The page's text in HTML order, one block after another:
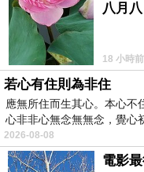
而且24小時都能買
門也不用看店員臉色
網路上購買~~
於是我參考了其
Wireless-N900 雙
八月
18 小時前
若心有住則為非住
應無所住而生其心。本心不
心非非心無念無無念，覺心
2026-08-08